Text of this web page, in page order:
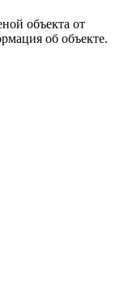
объекта от
об объекте.